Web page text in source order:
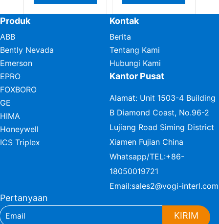
Produk
ABB
Bently Nevada
Emerson
EPRO
FOXBORO
GE
HIMA
Honeywell
ICS Triplex
Kontak
Berita
Tentang Kami
Hubungi Kami
Kantor Pusat
Alamat: Unit 1503-4 Building
B Diamond Coast, No.96-2
Lujiang Road Siming District
Xiamen Fujian China
Whatsapp/TEL:+86-
18050019721
Email:sales2@vogi-interl.com
Pertanyaan
KIRIM